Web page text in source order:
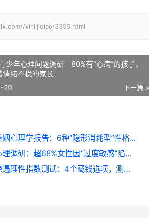
xinlijiqiao/3356.html
少年心理问题调研：80%有“心病”的孩子，
情绪不稳的家长
下一篇 »
29
2024年婚姻心理学报告：6种“隐形消耗型”性格，正在拉低你的离婚抵抗力
2024年心理调研：超68%女性因“过度敏感”陷入情绪内耗，3个方法帮你跳出猜疑怪圈
2025年艳遇理性指数测试：4个藏钱选项，测出你面对诱惑的真实克制力